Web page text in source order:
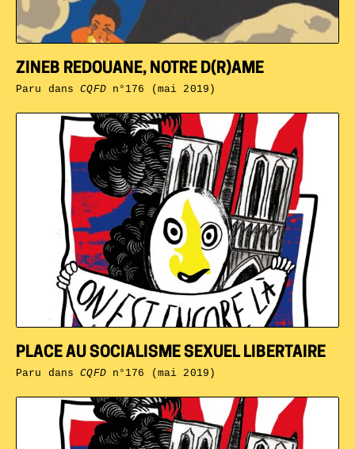
PLACE AU SOCIALISME SEXUEL LIBERTAIRE
Paru dansCQFDn°176 (mai 2019)
ZINEB REDOUANE, NOTRE D(R)AME
Paru dansCQFDn°176 (mai 2019)